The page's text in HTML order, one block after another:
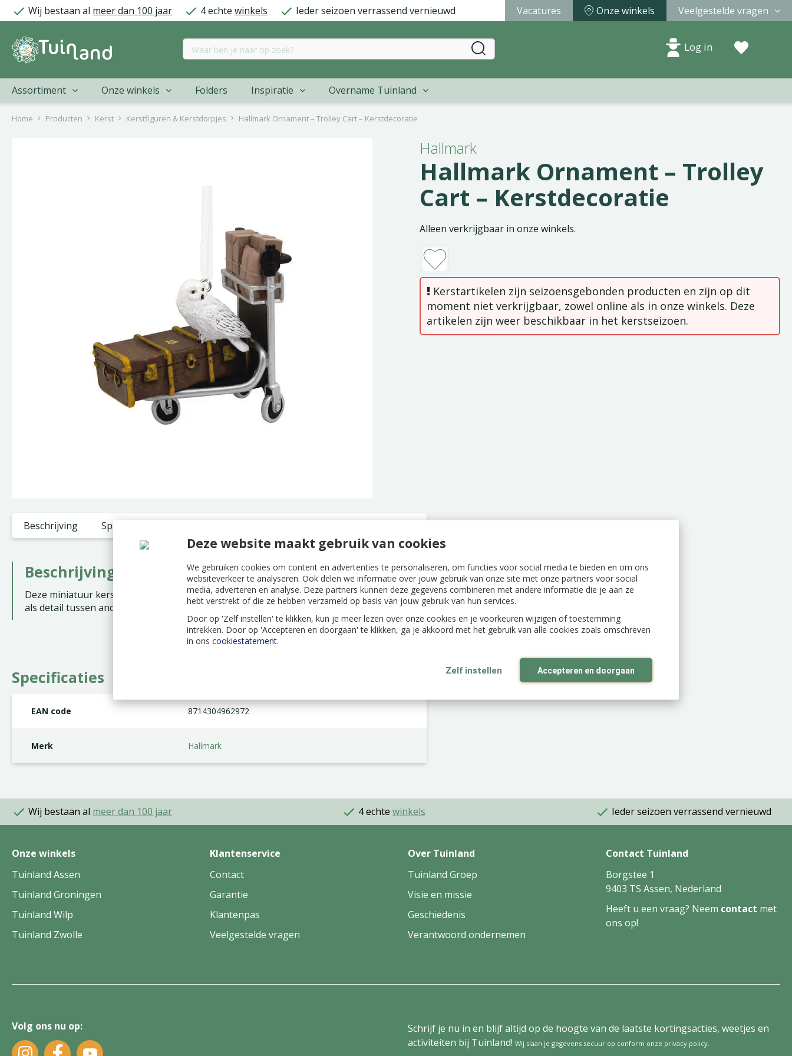
Deze website maakt gebruik van cookies
We gebruiken cookies om content en advertenties te personaliseren, om functies voor social media te bieden en om ons
websiteverkeer te analyseren. Ook delen we informatie over jouw gebruik van onze site met onze partners voor social
media, adverteren en analyse. Deze partners kunnen deze gegevens combineren met andere informatie die je aan ze
hebt verstrekt of die ze hebben verzameld op basis van jouw gebruik van hun services.
Door op 'Zelf instellen' te klikken, kun je meer lezen over onze cookies en je voorkeuren wijzigen of toestemming
intrekken. Door op 'Accepteren en doorgaan' te klikken, ga je akkoord met het gebruik van alle cookies zoals omschreven
in ons cookiestatement.
Zelf instellen Accepteren en doorgaan
naar
Home Producten Kerst Kerstfiguren & Kerstdorpjes Hallmark Ornament – Trolley Cart – Kerstdecoratie
Wij bestaan al meer dan 100 jaar 4 echte winkels Ieder seizoen verrassend vernieuwd Vacatures Onze winkels Veelgestelde vragen
Log in
Assortiment Onze winkels Folders Inspiratie Overname Tuinland
Hallmark
Hallmark Ornament – Trolley
Cart – Kerstdecoratie
Alleen verkrijgbaar in onze winkels.
Kerstartikelen zijn seizoensgebonden producten en zijn op dit
moment niet verkrijgbaar, zowel online als in onze winkels. Deze
artikelen zijn weer beschikbaar in het kerstseizoen.
Beschrijving Specificaties
Beschrijving
Deze miniatuur kerstkar met cadeautjes is een vrolijk symbool van het feestseizoen; leuk
als detail tussen andere ornamenten.
Specificaties
EAN code 8714304962972
Merk Hallmark
Wij bestaan al meer dan 100 jaar 4 echte winkels Ieder seizoen verrassend vernieuwd
Onze winkels
Tuinland Assen
Tuinland Groningen
Tuinland Wilp
Tuinland Zwolle
Klantenservice
Contact
Garantie
Klantenpas
Veelgestelde vragen
Over Tuinland
Tuinland Groep
Visie en missie
Geschiedenis
Verantwoord ondernemen
Contact Tuinland
Borgstee 1
9403 TS Assen, Nederland
Heeft u een vraag? Neem contact met
ons op!
Volg ons nu op:
Schrijf je nu in en blijf altijd op de hoogte van de laatste kortingsacties, weetjes en
activiteiten bij Tuinland! Wij slaan je gegevens secuur op conform onze privacy policy